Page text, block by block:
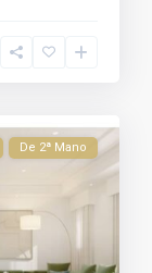
De 2ª Mano